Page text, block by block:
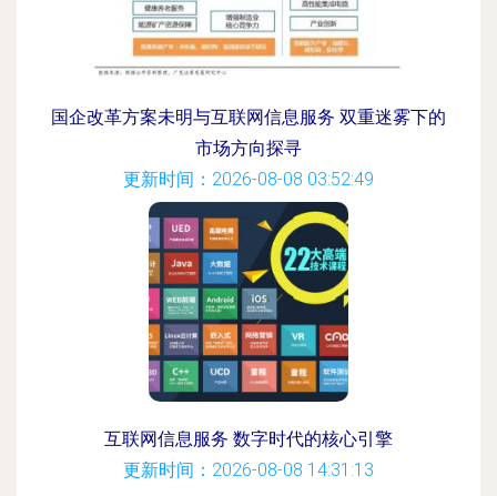
国企改革方案未明与互联网信息服务 双重迷雾下的
市场方向探寻
更新时间：2026-08-08 03:52:49
互联网信息服务 数字时代的核心引擎
更新时间：2026-08-08 14:31:13